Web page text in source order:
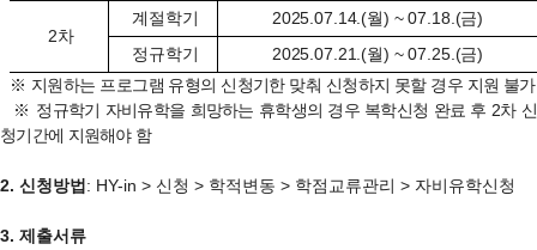
2차
계절학기
2025.07.14.(월) ~ 07.18.(금)
정규학기
2025.07.21.(월) ~ 07.25.(금)
※ 지원하는 프로그램 유형의 신청기한 맞춰 신청하지 못할 경우 지원 불가
※ 정규학기 자비유학을 희망하는 휴학생의 경우 복학신청 완료 후 2차 신
청기간에 지원해야 함
2. 신청방법 : HY-in > 신청 > 학적변동 > 학점교류관리 > 자비유학신청
3. 제출서류